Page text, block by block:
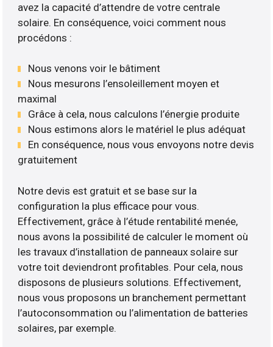
avez la capacité d’attendre de votre centrale
solaire. En conséquence, voici comment nous
procédons :
Nous venons voir le bâtiment
Nous mesurons l’ensoleillement moyen et
maximal
Grâce à cela, nous calculons l’énergie produite
Nous estimons alors le matériel le plus adéquat
En conséquence, nous vous envoyons notre devis
gratuitement
Notre devis est gratuit et se base sur la
configuration la plus efficace pour vous.
Effectivement, grâce à l’étude rentabilité menée,
nous avons la possibilité de calculer le moment où
les travaux d’installation de panneaux solaire sur
votre toit deviendront profitables. Pour cela, nous
disposons de plusieurs solutions. Effectivement,
nous vous proposons un branchement permettant
l’autoconsommation ou l’alimentation de batteries
solaires, par exemple.